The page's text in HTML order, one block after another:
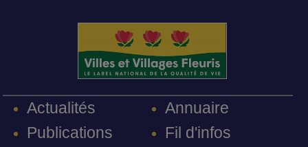
Actualités
Publications
Annuaire
Fil d'infos